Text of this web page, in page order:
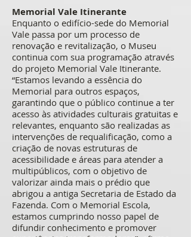
Memorial Vale Itinerante
Enquanto o edifício-sede do Memorial
Vale passa por um processo de
renovação e revitalização, o Museu
continua com sua programação através
do projeto Memorial Vale Itinerante.
“Estamos levando a essência do
Memorial para outros espaços,
garantindo que o público continue a ter
acesso às atividades culturais gratuitas e
relevantes, enquanto são realizadas as
intervenções de requalificação, como a
criação de novas estruturas de
acessibilidade e áreas para atender a
multipúblicos, com o objetivo de
valorizar ainda mais o prédio que
abrigou a antiga Secretaria de Estado da
Fazenda. Com o Memorial Escola,
estamos cumprindo nosso papel de
difundir conhecimento e promover